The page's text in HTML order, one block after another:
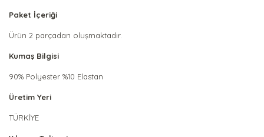
Paket İçeriği
Ürün 2 parçadan oluşmaktadır.
Kumaş Bilgisi
90% Polyester %10 Elastan
Üretim Yeri
TÜRKİYE